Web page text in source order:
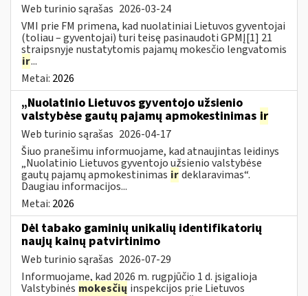
Web turinio sąrašas 2026-03-24
VMI prie FM primena, kad nuolatiniai Lietuvos gyventojai
(toliau – gyventojai) turi teisę pasinaudoti GPMĮ[1] 21
straipsnyje nustatytomis pajamų mokesčio lengvatomis
ir...
Metai: 2026
„Nuolatinio Lietuvos gyventojo užsienio
valstybėse gautų pajamų apmokestinimas ir
Web turinio sąrašas 2026-04-17
Šiuo pranešimu informuojame, kad atnaujintas leidinys
„Nuolatinio Lietuvos gyventojo užsienio valstybėse
gautų pajamų apmokestinimas irdeklaravimas“.
Daugiau informacijos...
Metai: 2026
Dėl tabako gaminių unikalių identifikatorių
naujų kainų patvirtinimo
Web turinio sąrašas 2026-07-29
Informuojame, kad 2026 m. rugpjūčio 1 d. įsigalioja
Valstybinės mokesčių inspekcijos prie Lietuvos